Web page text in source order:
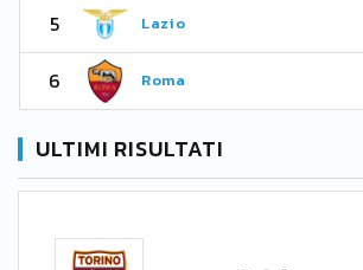
5 Lazio
6 Roma
ULTIMI RISULTATI